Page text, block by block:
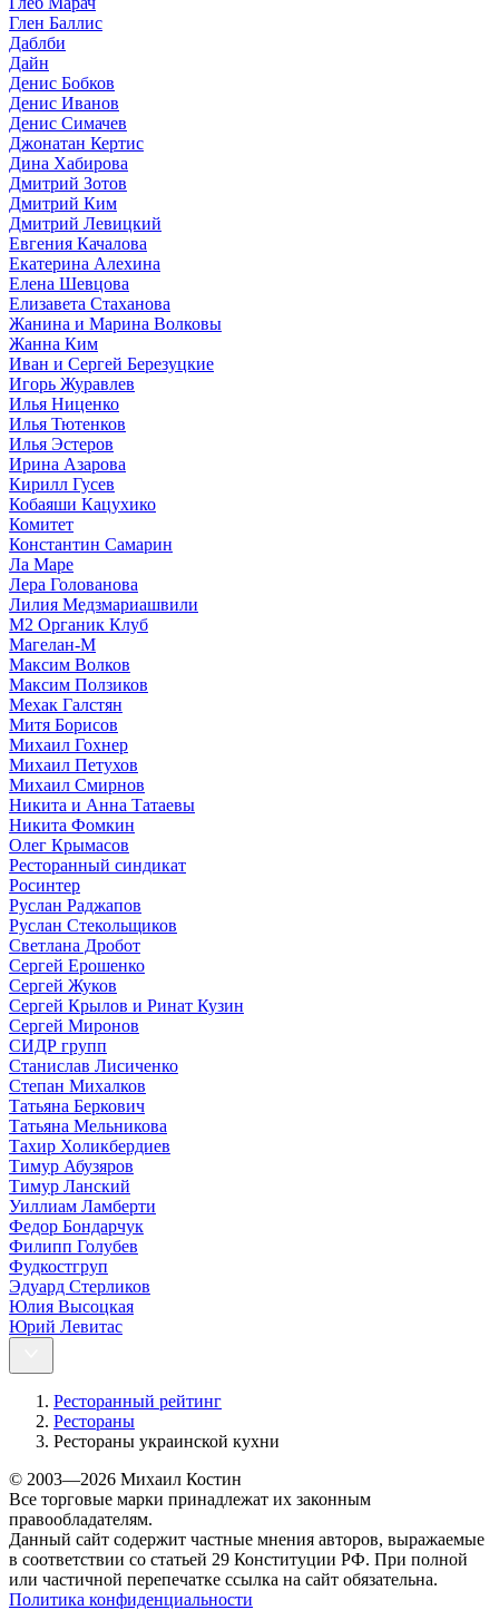
Глен Баллис
Даблби
Дайн
Денис Бобков
Денис Иванов
Денис Симачев
Джонатан Кертис
Дина Хабирова
Дмитрий Зотов
Дмитрий Ким
Дмитрий Левицкий
Евгения Качалова
Екатерина Алехина
Елена Шевцова
Елизавета Стаханова
Жанина и Марина Волковы
Жанна Ким
Иван и Сергей Березуцкие
Игорь Журавлев
Илья Ниценко
Илья Тютенков
Илья Эстеров
Ирина Азарова
Кирилл Гусев
Кобаяши Кацухико
Комитет
Константин Самарин
Ла Маре
Лера Голованова
Лилия Медзмариашвили
М2 Органик Клуб
Магелан-М
Максим Волков
Максим Ползиков
Мехак Галстян
Митя Борисов
Михаил Гохнер
Михаил Петухов
Михаил Смирнов
Никита и Анна Татаевы
Никита Фомкин
Олег Крымасов
Ресторанный синдикат
Росинтер
Руслан Раджапов
Руслан Стекольщиков
Светлана Дробот
Сергей Ерошенко
Сергей Жуков
Сергей Крылов и Ринат Кузин
Сергей Миронов
СИДР групп
Станислав Лисиченко
Степан Михалков
Татьяна Беркович
Татьяна Мельникова
Тахир Холикбердиев
Тимур Абузяров
Тимур Ланский
Уиллиам Ламберти
Федор Бондарчук
Филипп Голубев
Фудкостгруп
Эдуард Стерликов
Юлия Высоцкая
Юрий Левитас
Ресторанный рейтинг
Рестораны
Рестораны украинской кухни
© 2003—2026 Михаил Костин
Все торговые марки принадлежат их законным
правообладателям.
Данный сайт содержит частные мнения авторов, выражаемые
в соответствии со статьей 29 Конституции РФ. При полной
или частичной перепечатке ссылка на сайт обязательна.
Политика конфиденциальности